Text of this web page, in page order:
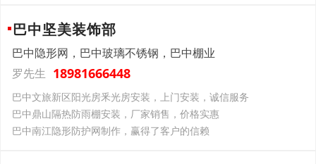
巴中坚美装饰部
巴中隐形网，巴中玻璃不锈钢，巴中棚业
罗先生 18981666448
巴中文旅新区阳光房釆光房安装，上门安装，诚信服务
巴中鼎山隔热防雨棚安装，厂家销售，价格实惠
巴中南江隐形防护网制作，赢得了客户的信赖